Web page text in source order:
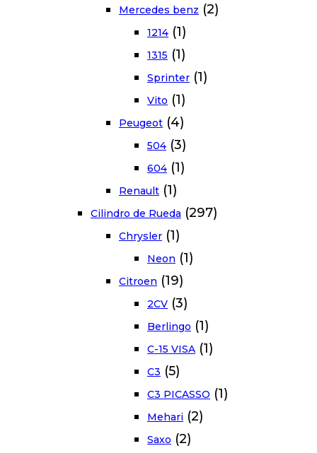
Mercedes benz (2)
1214 (1)
1315 (1)
Sprinter (1)
Vito (1)
Peugeot (4)
504 (3)
604 (1)
Renault (1)
Cilindro de Rueda (297)
Chrysler (1)
Neon (1)
Citroen (19)
2CV (3)
Berlingo (1)
C-15 VISA (1)
C3 (5)
C3 PICASSO (1)
Mehari (2)
Saxo (2)